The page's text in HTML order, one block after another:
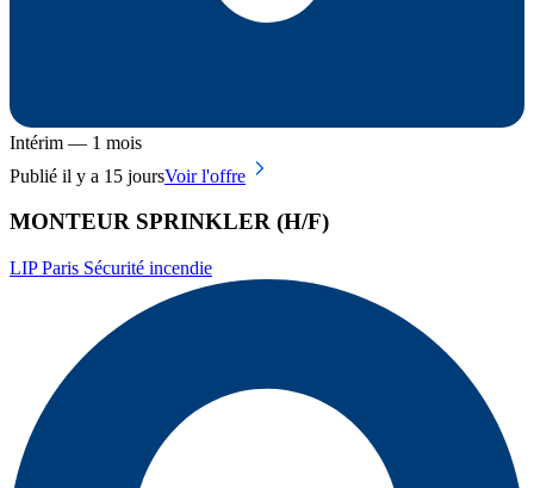
Intérim — 1 mois
Publié il y a 15 joursVoir l'offre
MONTEUR SPRINKLER (H/F)
LIP Paris Sécurité incendie